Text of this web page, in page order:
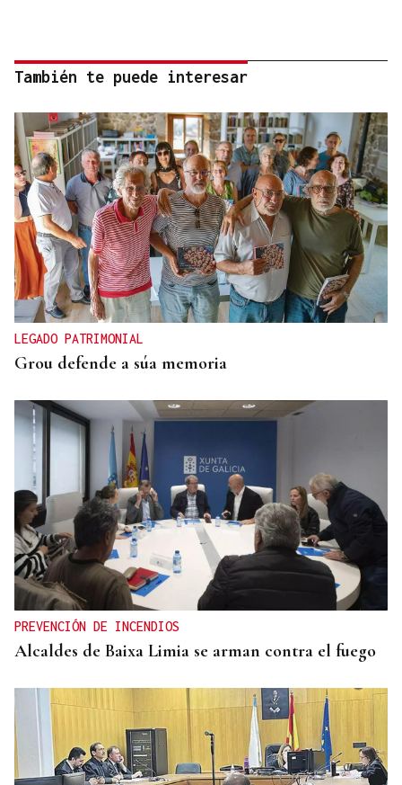
También te puede interesar
LEGADO PATRIMONIAL
Grou defende a súa memoria
PREVENCIÓN DE INCENDIOS
Alcaldes de Baixa Limia se arman contra el fuego